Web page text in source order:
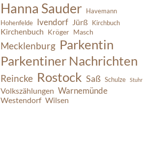
Hanna Sauder
Havemann
Hohenfelde Ivendorf Jürß Kirchbuch
Kirchenbuch Kröger Masch
Mecklenburg Parkentin
Parkentiner Nachrichten
Reincke Rostock Saß Schulze Stuhr
Volkszählungen Warnemünde
Westendorf Wilsen